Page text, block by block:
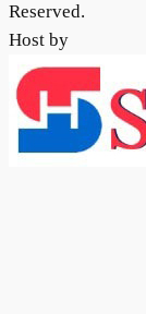
Reserved.
Host by